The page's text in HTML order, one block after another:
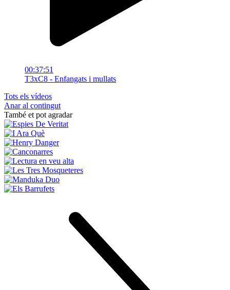
00:37:51
T3xC8 - Enfangats i mullats
Tots els vídeos
Anar al contingut
També et pot agradar